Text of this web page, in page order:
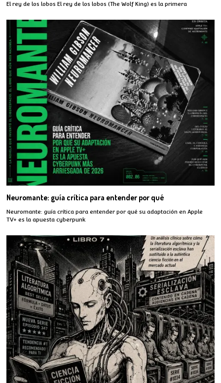
El rey de los lobos El rey de los lobos (The Wolf King) es la primera
Neuromante: guía crítica para entender por qué
Neuromante: guía crítica para entender por qué su adaptación en Apple
TV+ es la apuesta cyberpunk